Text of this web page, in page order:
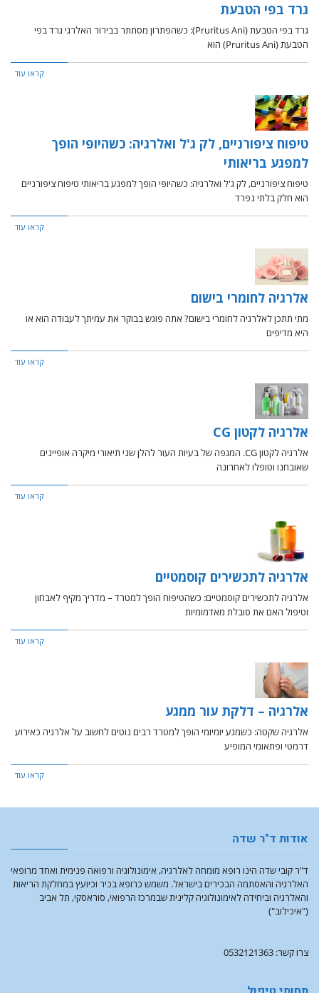
גרד בפי הטבעת
גרד בפי הטבעת (Pruritus Ani): כשהפתרון מסתתר בבירור האלרגי גרד בפי
הטבעת (Pruritus Ani) הוא
קראו עוד
טיפוח ציפורניים, לק ג'ל ואלרגיה: כשהיופי הופך
למפגע בריאותי
טיפוח ציפורניים, לק ג'ל ואלרגיה: כשהיופי הופך למפגע בריאותי טיפוח ציפורניים
הוא חלק בלתי נפרד
קראו עוד
אלרגיה לחומרי בישום
מתי תתכן לאלרגיה לחומרי בישום? אתה פוגש בבוקר את עמיתך לעבודה הוא או
היא מדיפים
קראו עוד
אלרגיה לקטון CG
אלרגיה לקטון CG. המגפה של בעיות העור להלן שני תיאורי מיקרה אופיינים
שאובחנו וטופלו לאחרונה
קראו עוד
אלרגיה לתכשירים קוסמטיים
אלרגיה לתכשירים קוסמטיים: כשהטיפוח הופך למטרד – מדריך מקיף לאבחון
וטיפול האם את סובלת מאדמומיות
קראו עוד
אלרגיה – דלקת עור ממגע
אלרגיה שקטה: כשמגע יומיומי הופך למטרד רבים נוטים לחשוב על אלרגיה כאירוע
דרמטי ופתאומי המופיע
קראו עוד
אודות ד"ר שדה
ד"ר קובי שדה הינו רופא מומחה לאלרגיה, אימונולוגיה ורפואה פנימית ואחד מרופאי
האלרגיה והאסתמה הבכירים בישראל. משמש כרופא בכיר וכיועץ במחלקת הריאות
והאלרגיה וביחידה לאימונולוגיה קלינית שבמרכז הרפואי, סוראסקי, תל אביב
("איכילוב")
צרו קשר: 0532121363